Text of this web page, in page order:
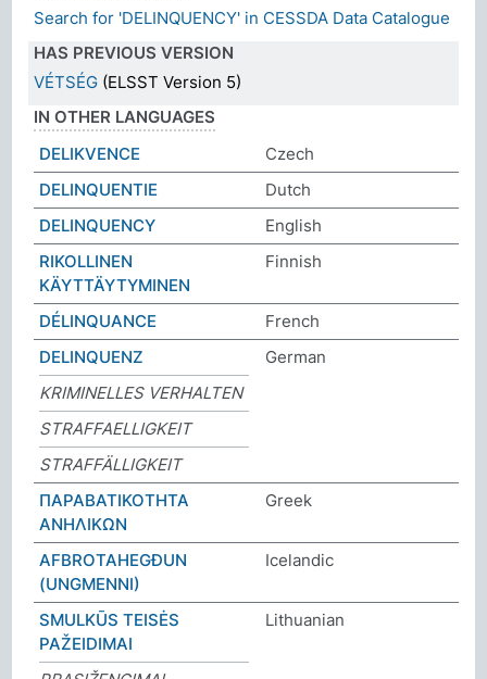
Search for 'DELINQUENCY' in CESSDA Data Catalogue
HAS PREVIOUS VERSION
VÉTSÉG (ELSST Version 5)
IN OTHER LANGUAGES
DELIKVENCE
Czech
DELINQUENTIE
Dutch
DELINQUENCY
English
RIKOLLINEN
KÄYTTÄYTYMINEN
Finnish
DÉLINQUANCE
French
DELINQUENZ
German
KRIMINELLES VERHALTEN
STRAFFAELLIGKEIT
STRAFFÄLLIGKEIT
ΠΑΡΑΒΑΤΙΚΟΤΗΤΑ
ΑΝΗΛΙΚΩΝ
Greek
AFBROTAHEGÐUN
(UNGMENNI)
Icelandic
SMULKŪS TEISĖS
PAŽEIDIMAI
Lithuanian